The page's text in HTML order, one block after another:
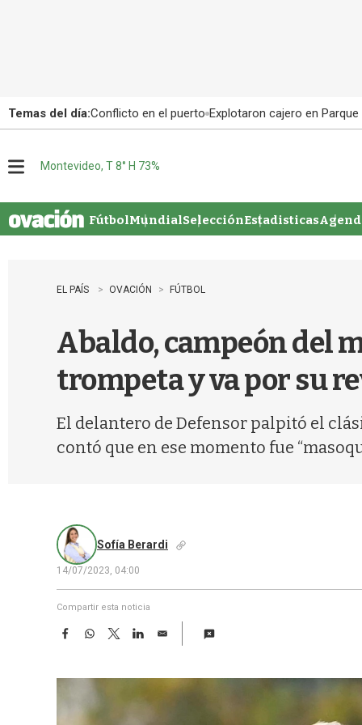
Temas del día:Conflicto en el puerto Explotaron cajero en
u
Montevideo, T 8° H 73%
FútbolMundialSelecciónEstadisticas
EL PAÍS OVACIÓN FÚTBOL
Abaldo, campeón del
trompeta y va por su
El delantero de Defensor palpitó el
contó que en ese momento fue
Sofía Berardi
14/07/2023, 04:00
Compartir esta noticia
F
e
W
t
A
T
w
t
L
k
E
i